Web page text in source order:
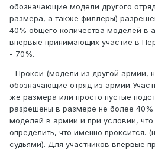
обозначающие модели другого
размера, а также филлеры)
40% общего количества моделей в
впервые принимающих участие в
- 70%.
- Прокси (модели из другой армии,
обозначающие отряд из армии
же размера или просто пустые
разрешены в размере не более 40%
моделей в армии и при условии, что
определить, что именно проксится.
судьями). Для участников впервые